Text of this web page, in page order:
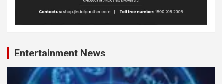
Entertainment News